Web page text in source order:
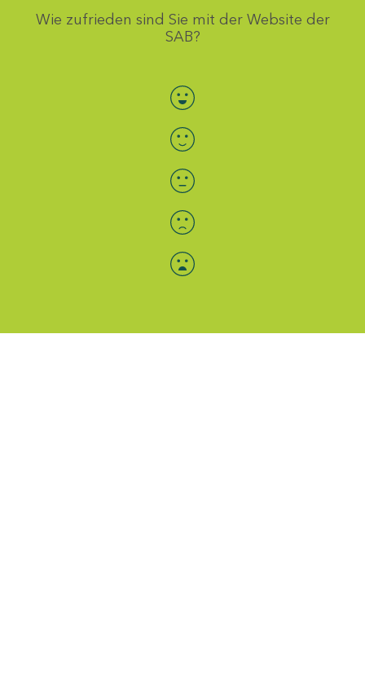
Wie zufrieden sind Sie mit der Website der
SAB?
Bewertung auswählen